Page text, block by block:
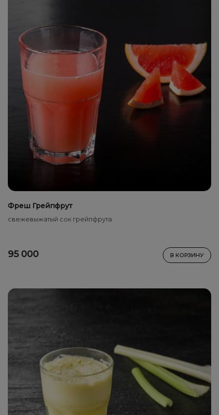
Фреш Грейпфрут
свежевыжатый сок грейпфрута
95 000 В КОРЗИНУ